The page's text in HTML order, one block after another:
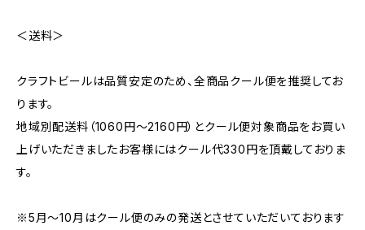
＜送料＞
クラフトビールは品質安定のため、全商品クール便を推奨してお
ります。
地域別配送料（1060円～2160円）とクール便対象商品をお買い
上げいただきましたお客様にはクール代330円を頂戴しておりま
す。
※5月～10月はクール便のみの発送とさせていただいております